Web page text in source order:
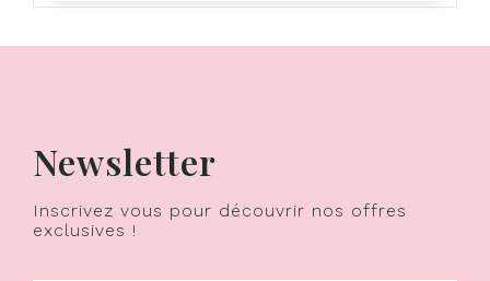
Newsletter
Inscrivez vous pour découvrir nos offres
exclusives !